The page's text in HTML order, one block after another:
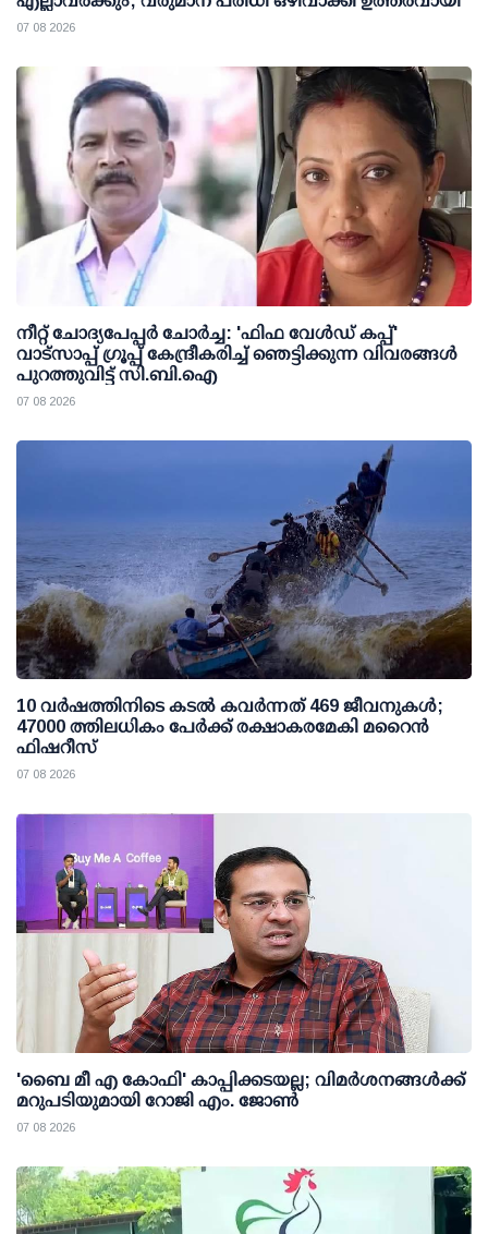
07 08 2026
നീറ്റ് ചോദ്യപേപ്പര്‍ ചോര്‍ച്ച: 'ഫിഫ വേള്‍ഡ് കപ്പ്'
വാട്സാപ്പ് ഗ്രൂപ്പ് കേന്ദ്രീകരിച്ച് ഞെട്ടിക്കുന്ന വിവരങ്ങള്‍
പുറത്തുവിട്ട് സി.ബി.ഐ
07 08 2026
10 വര്‍ഷത്തിനിടെ കടല്‍ കവര്‍ന്നത് 469 ജീവനുകള്‍;
47000 ത്തിലധികം പേര്‍ക്ക് രക്ഷാകരമേകി മറൈന്‍
ഫിഷറീസ്
07 08 2026
'ബൈ മീ എ കോഫി' കാപ്പിക്കടയല്ല; വിമര്‍ശനങ്ങള്‍ക്ക്
മറുപടിയുമായി റോജി എം. ജോണ്‍
07 08 2026